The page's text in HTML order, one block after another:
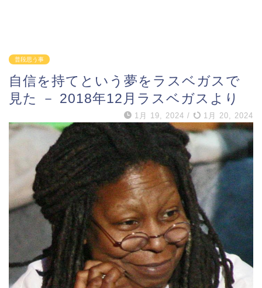
普段思う事
自信を持てという夢をラスベガスで
見た － 2018年12月ラスベガスより
1月 19, 2024 / 1月 20, 2024